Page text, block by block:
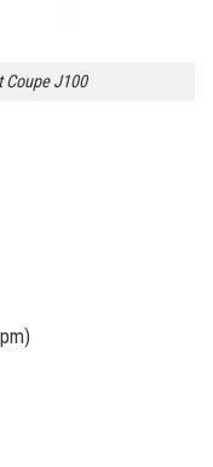
Coupe J100